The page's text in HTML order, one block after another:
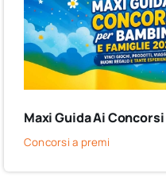
Maxi Guida Ai
Concorsi a premi